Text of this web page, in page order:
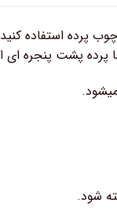
پرده استفاده
پرده پشت پنجره
شود.